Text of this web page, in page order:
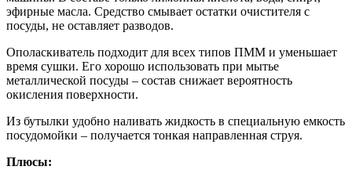
эфирные масла. Средство смывает остатки очистителя с
посуды, не оставляет разводов.
Ополаскиватель подходит для всех типов ПММ и уменьшает
время сушки. Его хорошо использовать при мытье
металлической посуды – состав снижает вероятность
окисления поверхности.
Из бутылки удобно наливать жидкость в специальную емкость
посудомойки – получается тонкая направленная струя.
Плюсы: